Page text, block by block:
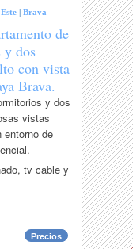
|Brava
de
dos
con vista
Brava.
y dos
vistas
entorno de
tv cable y
Precios